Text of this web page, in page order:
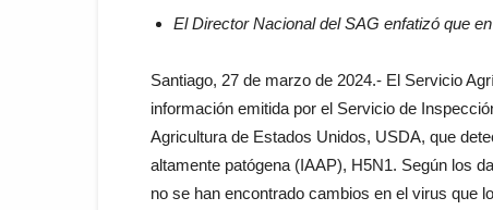
El Director Nacional del SAG enfatizó que
Santiago, 27 de marzo de 2024.- El Servicio
información emitida por el Servicio de
Agricultura de Estados Unidos, USDA, que
altamente patógena (IAAP), H5N1. Según los
no se han encontrado cambios en el virus que